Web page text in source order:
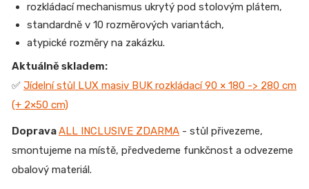
rozkládací mechanismus ukrytý pod stolovým plátem,
standardně v 10 rozměrových variantách,
atypické rozměry na zakázku.
Aktuálně skladem:
✅ Jídelní stůl LUX masiv BUK rozkládací 90 × 180 -> 280 cm
(+ 2×50 cm)
DopravaALL INCLUSIVE ZDARMA - stůl přivezeme,
smontujeme na místě, předvedeme funkčnost a odvezeme
obalový materiál.